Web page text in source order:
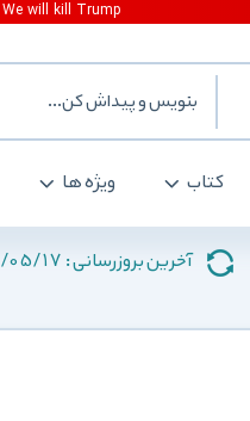
کتاب ویژه ها
آخرین بروزرسانی : 05/17